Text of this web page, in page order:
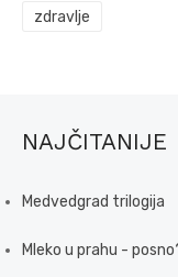
zdravlje
NAJČITANIJE
Medvedgrad trilogija
Mleko u prahu -